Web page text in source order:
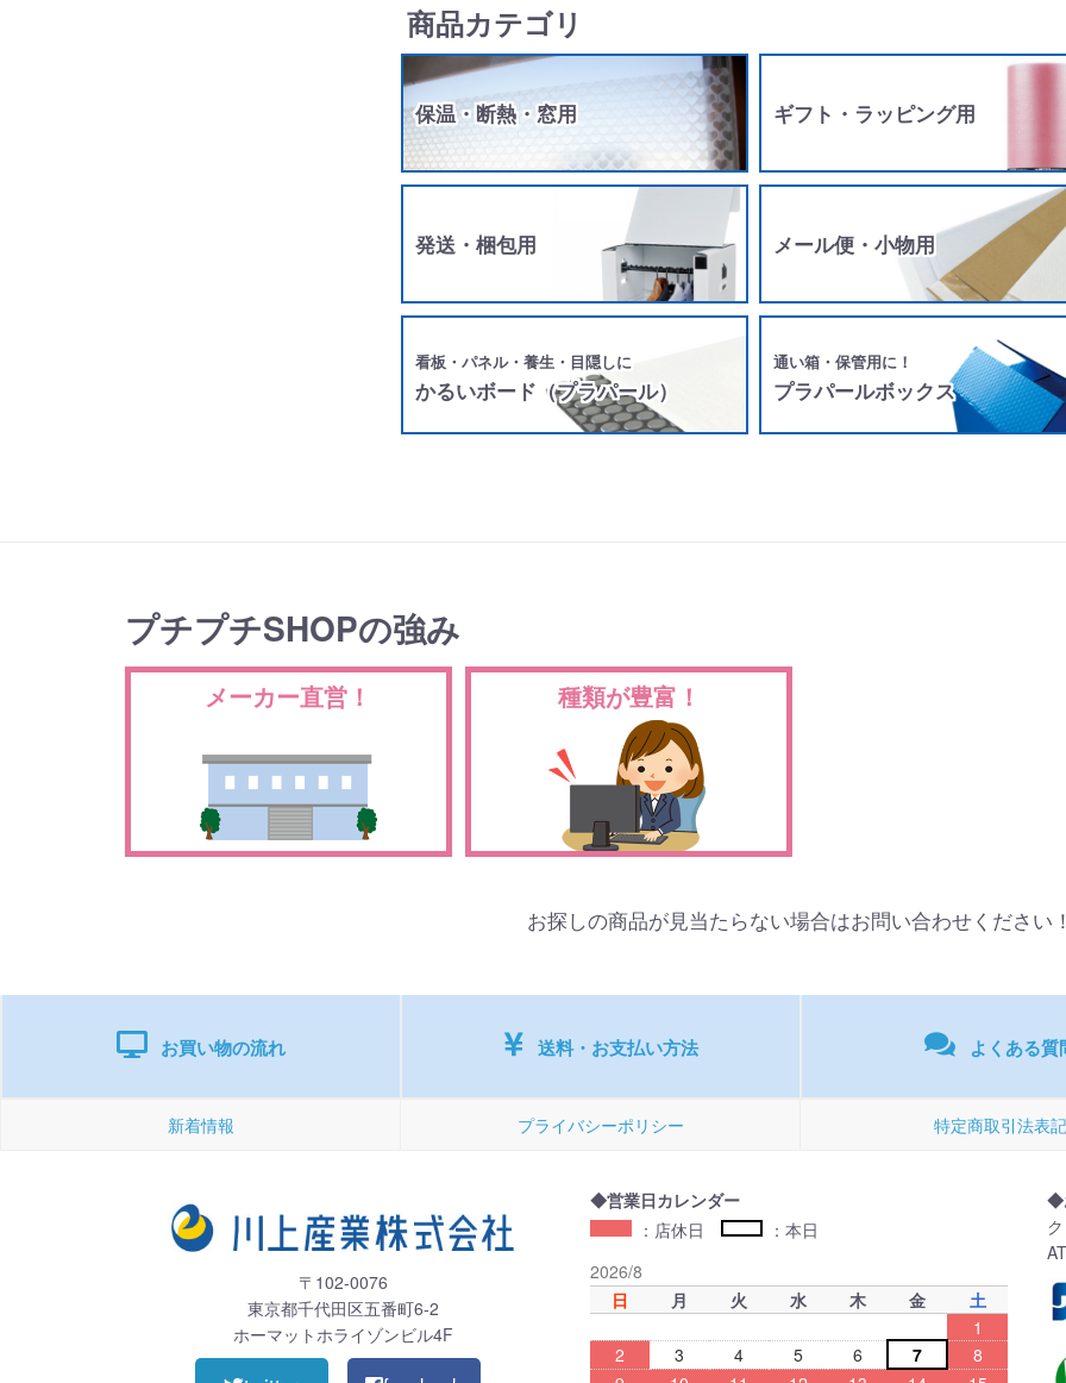
商品カテゴリ
保温・断熱・窓用 ギフト・ラッピング用
発送・梱包用 メール便・小物用
看板・パネル・養生・目隠しに
かるいボード（プラパール）
通い箱・保管用に！
プラパールボックス
プチプチSHOPの強み
メーカー直営！ 種類が豊富！
お探しの商品が見当たらない場合はお問い合わせください
お買い物の流れ 送料・お支払い方法 よくある質
新着情報 プライバシーポリシー 特定商取引法表記
〒102-0076
東京都千代田区五番町6-2
ホーマットホライゾンビル4F
◆営業日カレンダー
：店休日
：本日
2026/8
日
月 火 水 木 金
土
1
2
3 4 5 6 7
8
◆